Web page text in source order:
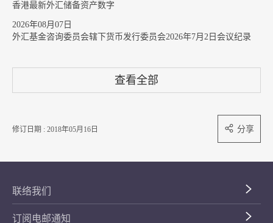
香港最新外汇储备资产数字
2026年08月07日
外汇基金咨询委员会辖下货币发行委员会2026年7月2日会议纪录
查看全部
修订日期 : 2018年05月16日 分享
联络我们
订阅电邮通知